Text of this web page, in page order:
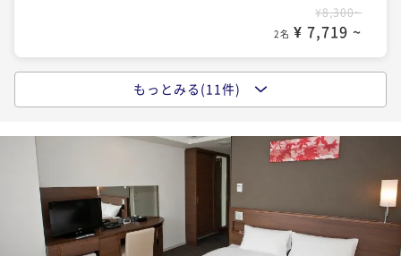
¥9,580~
2名 ¥ 9,196 ~
【キャッシュレス決済】リラックスバスタイムプラン
～ジルスチュアートバスセット付き～（食事なし）
素泊まり
IN 15:00 - 24:00 OUT12:00
ポイント即利用で
2名 ¥ 9,580 ~
¥8,300~
2名 ¥ 7,719 ~
【直前割】ベストレートプラン【食事なし】柏駅東口
徒歩4分
素泊まり
IN 15:00 - 29:00 OUT11:00
ポイント即利用で
2名 ¥ 7,979 ~
もっとみる(11件)